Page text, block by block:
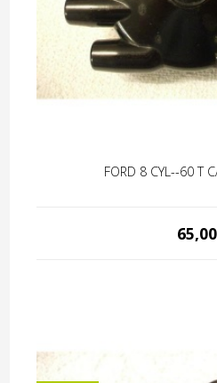
FORD 8 CYL--60 T
65,00